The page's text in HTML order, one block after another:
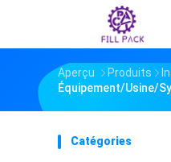
Aperçu Produits
Équipement/usine/
Catégories